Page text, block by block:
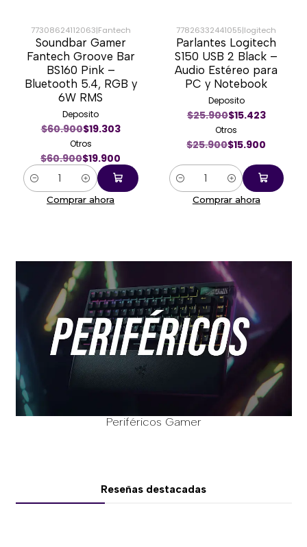
-67%
77308624112063|Fantech
Soundbar Gamer
Fantech Groove Bar
BS160 Pink –
Bluetooth 5.4, RGB y
6W RMS
Deposito
$60.900$19.303
Otros
$60.900$19.900
Cantidad
Comprar ahora
-39%
77826332441055|logitech
Parlantes Logitech
S150 USB 2 Black –
Audio Estéreo para
PC y Notebook
Deposito
$25.900$15.423
Otros
$25.900$15.900
Cantidad
Comprar ahora
Periféricos Gamer
Reseñas destacadas